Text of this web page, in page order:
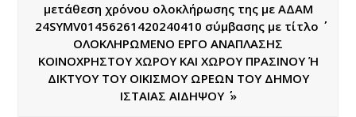
μετάθεση χρόνου ολοκλήρωσης της με ΑΔΑΜ
24SYMV01456261420240410 σύμβασης με τίτλο ΄΄
ΟΛΟΚΛΗΡΩΜΕΝΟ ΕΡΓΟ ΑΝΑΠΛΑΣΗΣ
ΚΟΙΝΟΧΡΗΣΤΟΥ ΧΩΡΟΥ ΚΑΙ ΧΩΡΟΥ ΠΡΑΣΙΝΟΥ Ή
ΔΙΚΤΥΟΥ ΤΟΥ ΟΙΚΙΣΜΟΥ ΩΡΕΩΝ ΤΟΥ ΔΗΜΟΥ
ΙΣΤΑΙΑΣ ΑΙΔΗΨΟΥ ΄΄ »